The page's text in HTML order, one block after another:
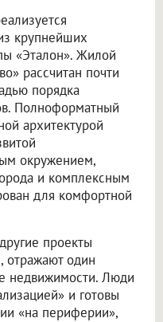
крупнейших
«Эталон». Жилой
рассчитан почти
порядка
Полноформатный
архитектурой
окружением,
и комплексным
для комфортной
проекты
отражают один
недвижимости. Люди
и готовы
«на периферии»,